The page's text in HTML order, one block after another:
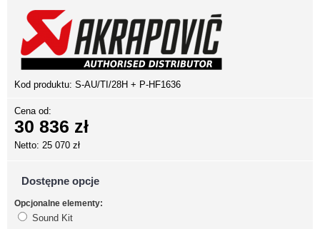
Kod produktu: S-AU/TI/28H + P-HF1636
Cena od:
30 836 zł
Netto: 25 070 zł
Dostępne opcje
Opcjonalne elementy:
Sound Kit